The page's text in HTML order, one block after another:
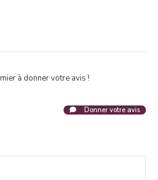
à donner votre avis !
Donner votre avis